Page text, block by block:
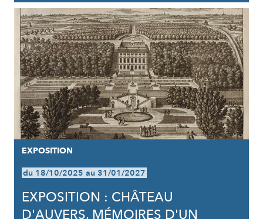
EXPOSITION
du 18/10/2025 au 31/01/2027
EXPOSITION : CHÂTEAU
D'AUVERS, MÉMOIRES D'UN